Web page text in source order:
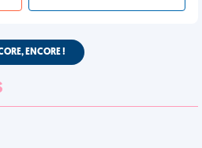
ENCORE !